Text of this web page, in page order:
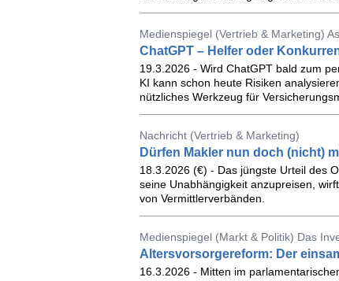
Medienspiegel (Vertrieb & Marketing)
ChatGPT – Helfer oder
19.3.2026 - Wird ChatGPT bald zum
KI kann schon heute Risiken
nützliches Werkzeug für
Nachricht (Vertrieb & Marketing)
Dürfen Makler nun doch (nicht)
18.3.2026 (€) - Das jüngste Urteil des
seine Unabhängigkeit anzupreisen,
von Vermittlerverbänden.
Medienspiegel (Markt & Politik) Das
Altersvorsorgereform: Der
16.3.2026 - Mitten im